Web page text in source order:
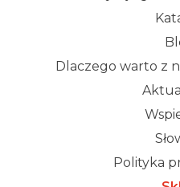
Dlaczego warto z
Polityka